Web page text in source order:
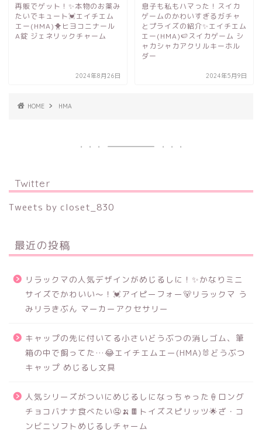
再販でゲット！✨本物のお薬み
たいでキュート💓エイチエム
エー(HMA)🐥ヒヨコニナール
A錠 ジェネリックチャーム
2024年8月26日
息子も私もハマった！スイカ
ゲームのかわいすぎるガチャ
とプライズの紹介✨エイチエム
エー(HMA)🍉スイカゲーム シ
ャカシャカアクリルキーホル
ダー
2024年5月9日
HOME HMA
Twitter
Tweets by closet_830
最近の投稿
リラックマの人気デザインがめじるしに！✨かなりミニ
サイズでかわいい～！💓アイピーフォー🐻リラックマ う
みリラきぶん マーカーアクセサリー
キャップの先に付いてる小さいどうぶつの消しゴム、筆
箱の中で飼ってた…😂エイチエムエー(HMA)🐰どうぶつ
キャップ めじるし文具
人気シリーズがついにめじるしになっちゃった🍦ロング
チョコバナナ食べたい🤤🍌🍫トイズスピリッツ🌟ざ・コ
ンビニソフトめじるしチャーム